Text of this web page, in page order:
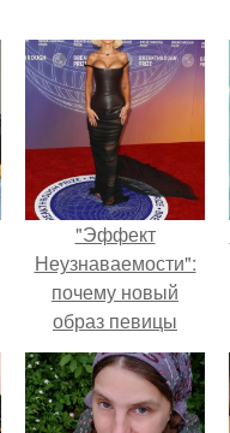
"Эффект
Неузнаваемости":
почему новый
образ певицы
вызвал споры о
гранях
возможного?